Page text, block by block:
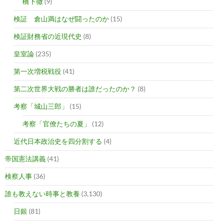
検証 倉山満はなぜ闘ったのか (15)
検証財務省の近現代史 (8)
皇室論 (235)
第一次増税戦役 (41)
第二次世界大戦の勝者は誰だったのか？ (8)
考察「城山三郎」 (15)
考察「官僚たちの夏」 (12)
近代日本政治史を四分割する (4)
帝国憲法講義 (41)
検察人事 (36)
誰も教えない時事と教養 (3,130)
日銀 (81)